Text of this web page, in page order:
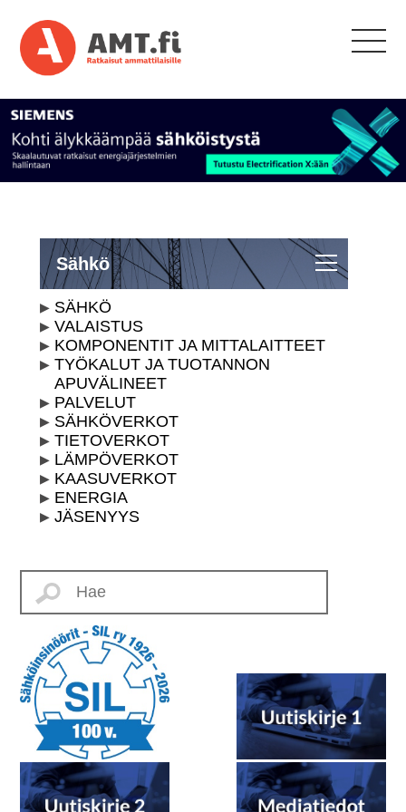
Sähkö
SÄHKÖ
VALAISTUS
KOMPONENTIT JA MITTALAITTEET
TYÖKALUT JA TUOTANNON
APUVÄLINEET
PALVELUT
SÄHKÖVERKOT
TIETOVERKOT
LÄMPÖVERKOT
KAASUVERKOT
ENERGIA
JÄSENYYS